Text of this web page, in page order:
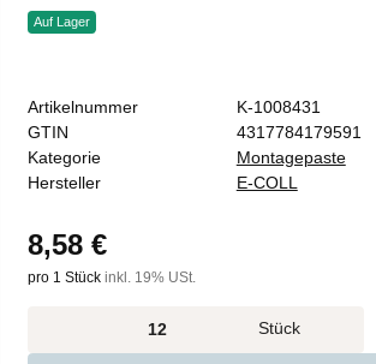
Auf Lager
Artikelnummer
K-1008431
GTIN
4317784179591
Kategorie
Montagepaste
Hersteller
E-COLL
8,58 €
pro 1 Stück inkl. 19% USt.
Stück